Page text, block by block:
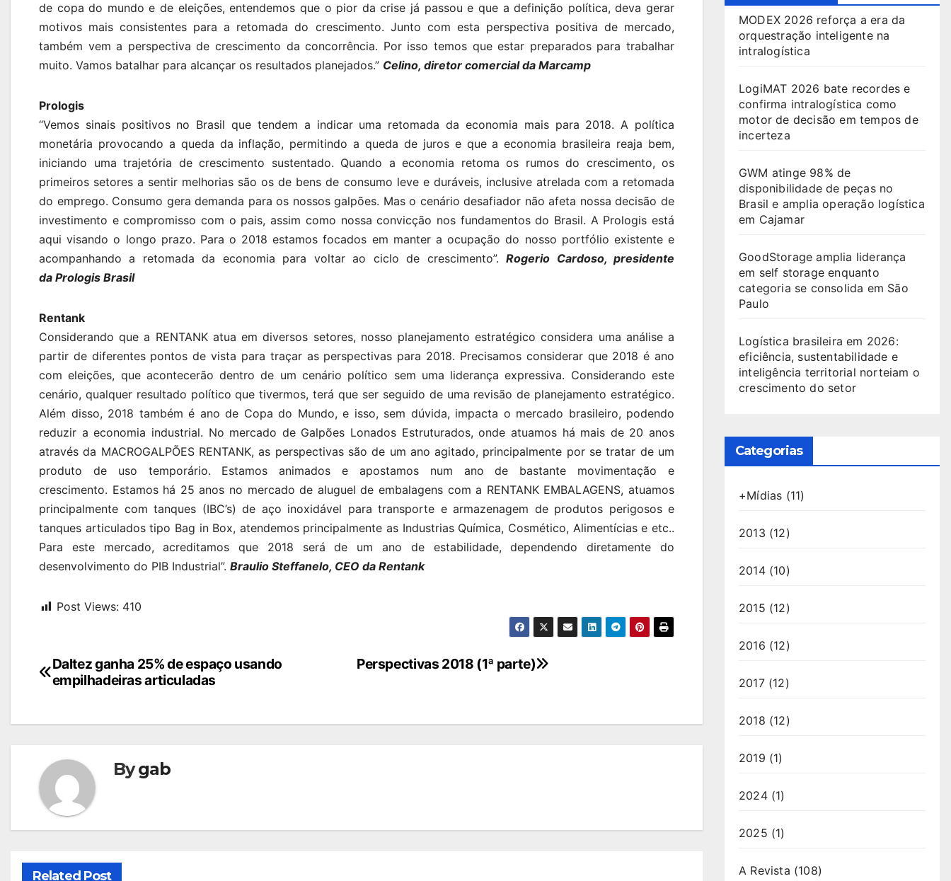
de copa do mundo e de eleições, entendemos que o pior da crise já passou e que a definição política, deva gerar
motivos mais consistentes para a retomada do crescimento. Junto com esta perspectiva positiva de mercado,
também vem a perspectiva de crescimento da concorrência. Por isso temos que estar preparados para trabalhar
muito. Vamos batalhar para alcançar os resultados planejados.” Celino, diretor comercial da Marcamp
Prologis
“Vemos sinais positivos no Brasil que tendem a indicar uma retomada da economia mais para 2018. A política
monetária provocando a queda da inflação, permitindo a queda de juros e que a economia brasileira reaja bem,
iniciando uma trajetória de crescimento sustentado. Quando a economia retoma os rumos do crescimento, os
primeiros setores a sentir melhorias são os de bens de consumo leve e duráveis, inclusive atrelada com a retomada
do emprego. Consumo gera demanda para os nossos galpões. Mas o cenário desafiador não afeta nossa decisão de
investimento e compromisso com o pais, assim como nossa convicção nos fundamentos do Brasil. A Prologis está
aqui visando o longo prazo. Para o 2018 estamos focados em manter a ocupação do nosso portfólio existente e
acompanhando a retomada da economia para voltar ao ciclo de crescimento”.Rogerio Cardoso, presidente
da Prologis Brasil
Rentank
Considerando que a RENTANK atua em diversos setores, nosso planejamento estratégico considera uma análise a
partir de diferentes pontos de vista para traçar as perspectivas para 2018. Precisamos considerar que 2018 é ano
com eleições, que acontecerão dentro de um cenário político sem uma liderança expressiva. Considerando este
cenário, qualquer resultado político que tivermos, terá que ser seguido de uma revisão de planejamento estratégico.
Além disso, 2018 também é ano de Copa do Mundo, e isso, sem dúvida, impacta o mercado brasileiro, podendo
reduzir a economia industrial. No mercado de Galpões Lonados Estruturados, onde atuamos há mais de 20 anos
através da MACROGALPÕES RENTANK, as perspectivas são de um ano agitado, principalmente por se tratar de um
produto de uso temporário. Estamos animados e apostamos num ano de bastante movimentação e
crescimento. Estamos há 25 anos no mercado de aluguel de embalagens com a RENTANK EMBALAGENS, atuamos
principalmente com tanques (IBC’s) de aço inoxidável para transporte e armazenagem de produtos perigosos e
tanques articulados tipo Bag in Box, atendemos principalmente as Industrias Química, Cosmético, Alimentícias e etc..
Para este mercado, acreditamos que 2018 será de um ano de estabilidade, dependendo diretamente do
desenvolvimento do PIB Industrial”. Braulio Steffanelo, CEO da Rentank
Post Views: 410
Navegação
de
Post
Perspectivas 2018 (1ª parte)
Daltez ganha 25% de espaço usando
empilhadeiras articuladas
Bygab
Related Post
MODEX 2026 reforça a era da
orquestração inteligente na
intralogística
LogiMAT 2026 bate recordes e
confirma intralogística como
motor de decisão em tempos de
incerteza
GWM atinge 98% de
disponibilidade de peças no
Brasil e amplia operação logística
em Cajamar
GoodStorage amplia liderança
em self storage enquanto
categoria se consolida em São
Paulo
Logística brasileira em 2026:
eficiência, sustentabilidade e
inteligência territorial norteiam o
crescimento do setor
Categorias
+Mídias (11)
2013 (12)
2014(10)
2015 (12)
2016 (12)
2017(12)
2018 (12)
2019 (1)
2024(1)
2025 (1)
A Revista (108)